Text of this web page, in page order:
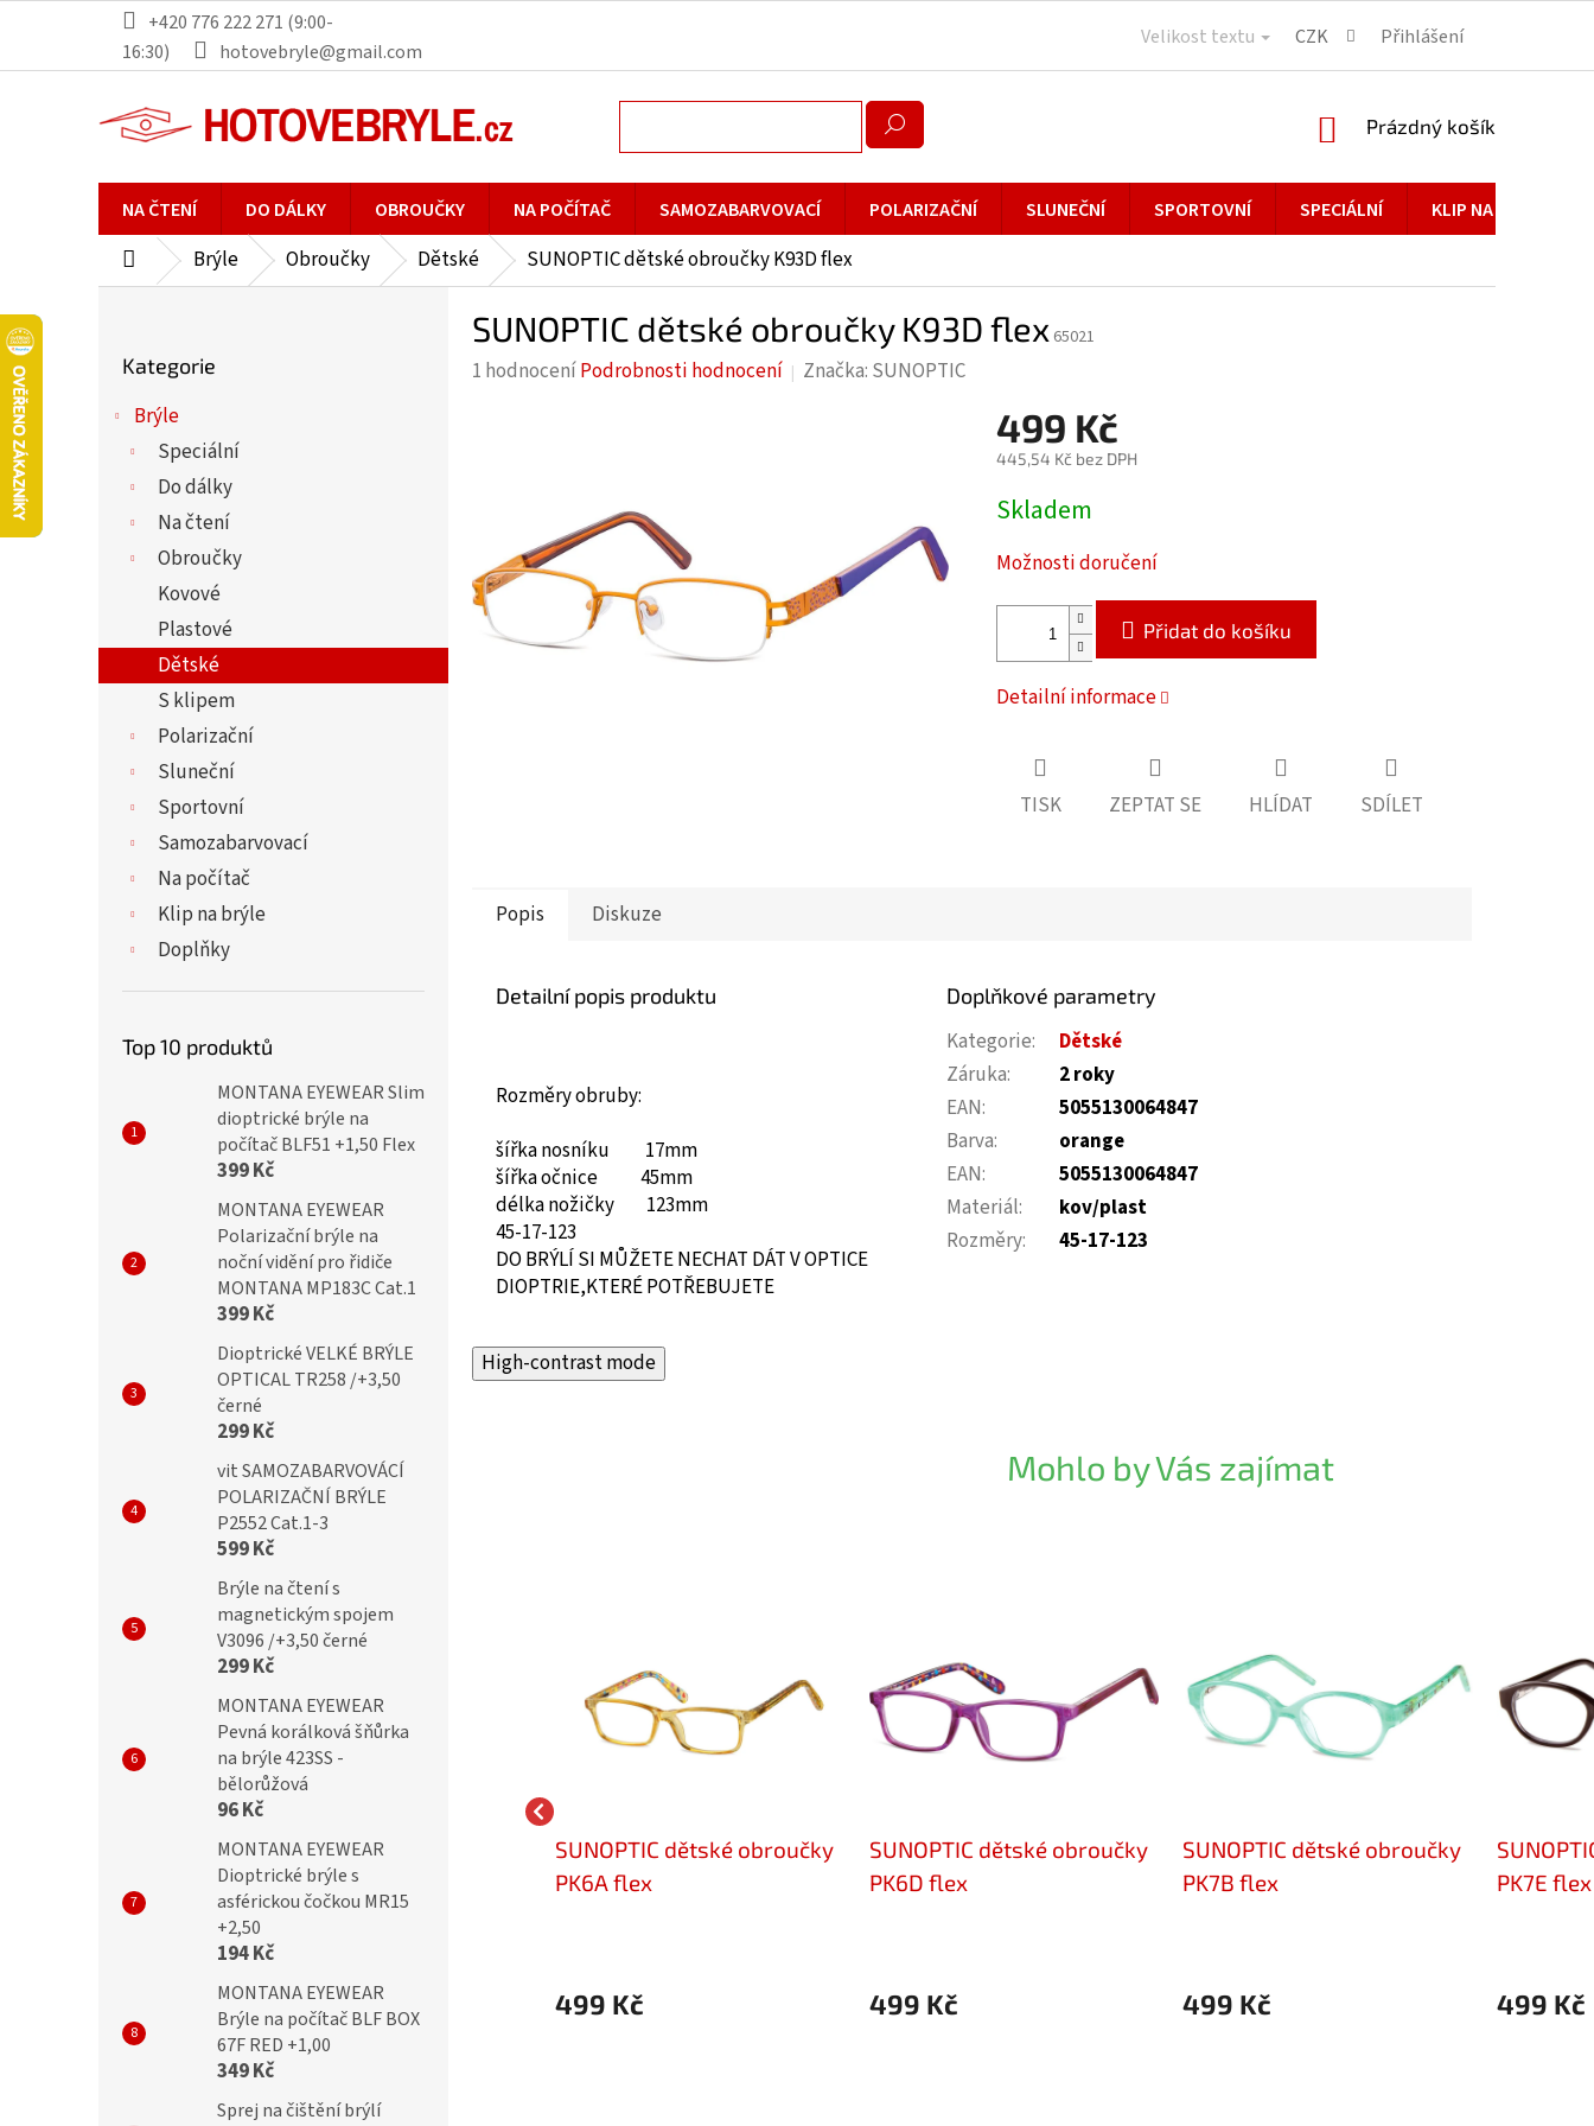
obsah
+420 776 222 271 (9:00-
16:30)
hotovebryle@gmail.com
Velikost textu CZK Přihlášení
NÁKUPNÍ
Prázdný košík
NA ČTENÍ DO DÁLKY OBROUČKY NA POČÍTAČ SAMOZABARVOVACÍ POLARIZAČNÍ SLUNEČNÍ SPORTOVNÍ SPECIÁLNÍ KLIP NA BRÝLE
DomůBrýle Obroučky Dětské SUNOPTIC dětské obroučky K93D flex
e
l
kategorie
Kategorie
Brýle
Speciální
Do dálky
Na čtení
Obroučky
Kovové
Plastové
Dětské
S klipem
Polarizační
Sluneční
Sportovní
Samozabarvovací
Na počítač
Klip na brýle
Doplňky
Top 10 produktů
MONTANA EYEWEAR Slim
dioptrické brýle na
počítač BLF51 +1,50 Flex
399 Kč
MONTANA EYEWEAR
Polarizační brýle na
noční vidění pro řidiče
MONTANA MP183C Cat.1
399 Kč
Dioptrické VELKÉ BRÝLE
OPTICAL TR258 /+3,50
černé
299 Kč
vit SAMOZABARVOVÁCÍ
POLARIZAČNÍ BRÝLE
P2552 Cat.1-3
599 Kč
Brýle na čtení s
magnetickým spojem
V3096 /+3,50 černé
299 Kč
MONTANA EYEWEAR
Pevná korálková šňůrka
na brýle 423SS -
bělorůžová
96 Kč
MONTANA EYEWEAR
Dioptrické brýle s
asférickou čočkou MR15
+2,50
194 Kč
MONTANA EYEWEAR
Brýle na počítač BLF BOX
67F RED +1,00
349 Kč
Sprej na čištění brýlí
SUNOPTIC dětské obroučky K93D flex 65021
Průměrné
hvězdiček.
1 hodnoceníPodrobnosti hodnocení Značka: SUNOPTIC
499 Kč
445,54 Kč bez DPH
Měrná
cena:
Skladem
Možnosti doručení
Přidat do košíku
Detailní informace
TISK ZEPTAT SE HLÍDAT SDÍLET
Popis Diskuze
Detailní popis produktu
Rozměry obruby:
šířka nosníku 17mm
šířka očnice 45mm
délka nožičky 123mm
45-17-123
DO BRÝLÍ SI MŮŽETE NECHAT DÁT V OPTICE
DIOPTRIE,KTERÉ POTŘEBUJETE
Doplňkové parametry
Kategorie:
Dětské
Záruka:
2 roky
EAN:
5055130064847
Barva:
orange
EAN:
5055130064847
Materiál:
kov/plast
Rozměry: 45-17-123
High-contrast mode
Mohlo by Vás zajímat
SUNOPTIC dětské obroučky
K90E flex
499 Kč
SUNOPTIC dětské obroučky
PK6A flex
499 Kč
SUNOPTIC dětské obroučky
PK6D flex
499 Kč
SUNOPTIC dětské obroučky
PK7B flex
499 Kč
PK7E flex
499 Kč